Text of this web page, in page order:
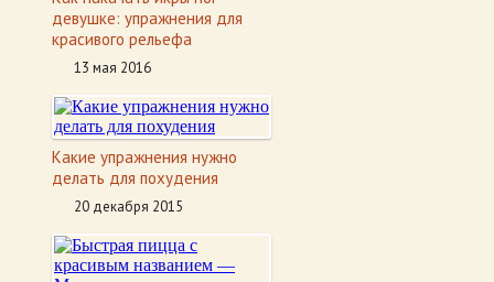
девушке: упражнения для
красивого рельефа
13 мая 2016
Какие упражнения нужно
делать для похудения
20 декабря 2015